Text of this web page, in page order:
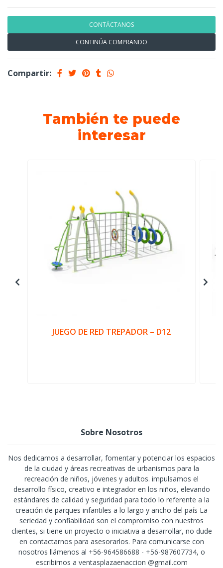
CONTÁCTANOS
CONTINÚA COMPRANDO
Compartir:
También te puede
interesar
JUEGO DE RED TREPADOR – D12
Sobre Nosotros
Nos dedicamos a desarrollar, fomentar y potenciar los espacios
de la ciudad y áreas recreativas de urbanismos para la
recreación de niños, jóvenes y adultos. impulsamos el
desarrollo físico, creativo e integrador en los niños, elevando
estándares de calidad y seguridad para todo lo referente a la
creación de parques infantiles a lo largo y ancho del país La
seriedad y confiabilidad son el compromiso con nuestros
clientes, si tiene un proyecto o iniciativa a desarrollar, no dude
en contactarnos para asesorarlos. Para comunicarse con
nosotros llámenos al +56-964586688 - +56-987607734, o
escribirnos a ventasplazaenaccion @gmail.com